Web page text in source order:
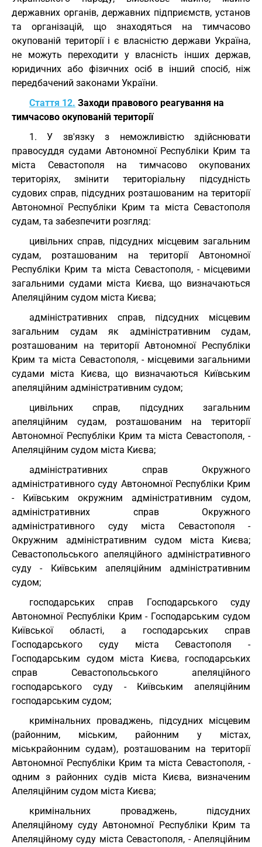
державних органів, державних підприємств, установ
та організацій, що знаходяться на тимчасово
окупованій території і є власністю держави Україна,
не можуть переходити у власність інших держав,
юридичних або фізичних осіб в інший спосіб, ніж
передбачений законами України.
Стаття 12. Заходи правового реагування на
тимчасово окупованій території
1. У зв'язку з неможливістю здійснювати
правосуддя судами Автономної Республіки Крим та
міста Севастополя на тимчасово окупованих
територіях, змінити територіальну підсудність
судових справ, підсудних розташованим на території
Автономної Республіки Крим та міста Севастополя
судам, та забезпечити розгляд:
цивільних справ, підсудних місцевим загальним
судам, розташованим на території Автономної
Республіки Крим та міста Севастополя, - місцевими
загальними судами міста Києва, що визначаються
Апеляційним судом міста Києва;
адміністративних справ, підсудних місцевим
загальним судам як адміністративним судам,
розташованим на території Автономної Республіки
Крим та міста Севастополя, - місцевими загальними
судами міста Києва, що визначаються Київським
апеляційним адміністративним судом;
цивільних справ, підсудних загальним
апеляційним судам, розташованим на території
Автономної Республіки Крим та міста Севастополя, -
Апеляційним судом міста Києва;
адміністративних справ Окружного
адміністративного суду Автономної Республіки Крим
- Київським окружним адміністративним судом,
адміністративних справ Окружного
адміністративного суду міста Севастополя -
Окружним адміністративним судом міста Києва;
Севастопольського апеляційного адміністративного
суду - Київським апеляційним адміністративним
судом;
господарських справ Господарського суду
Автономної Республіки Крим - Господарським судом
Київської області, а господарських справ
Господарського суду міста Севастополя -
Господарським судом міста Києва, господарських
справ Севастопольського апеляційного
господарського суду - Київським апеляційним
господарським судом;
кримінальних проваджень, підсудних місцевим
(районним, міським, районним у містах,
міськрайонним судам), розташованим на території
Автономної Республіки Крим та міста Севастополя, -
одним з районних судів міста Києва, визначеним
Апеляційним судом міста Києва;
кримінальних проваджень, підсудних
Апеляційному суду Автономної Республіки Крим та
Апеляційному суду міста Севастополя, - Апеляційним